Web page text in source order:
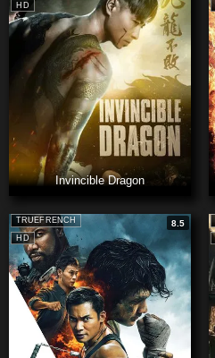
HD
Invincible Dragon
HD
TRUEFRENCH 8.5